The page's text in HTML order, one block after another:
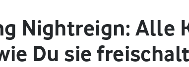
Nightreign: Alle
Du sie